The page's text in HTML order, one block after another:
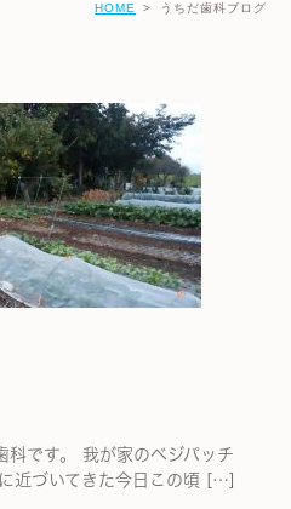
HOME うちだ歯科ブログ
科です。 我が家のベジパッチ
近づいてきた今日この頃 […]